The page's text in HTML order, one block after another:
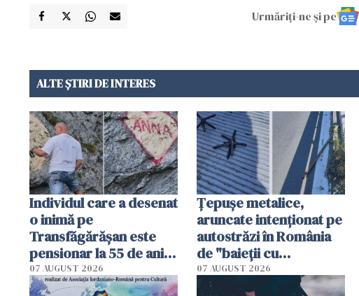
Urmăriți-ne și pe
ALTE ȘTIRI DE INTERES
Individul care a desenat
o inimă pe
Transfăgărășan este
pensionar la 55 de ani.
Poliția l-a identificat
07 AUGUST 2026
Țepușe metalice,
aruncate intenționat pe
autostrăzi în România
de "baieții cu
platforme": "Mi-au
cerut 1200 lei să mă
07 AUGUST 2026